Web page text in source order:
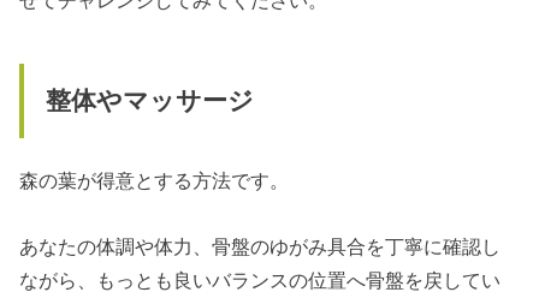
整体やマッサージ
森の葉が得意とする方法です。
あなたの体調や体力、骨盤のゆがみ具合を丁寧に確認し
ながら、もっとも良いバランスの位置へ骨盤を戻してい